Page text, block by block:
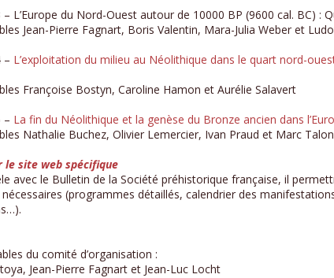
– L’Europe du Nord-Ouest autour de 10000 BP (9600 cal. BC) :
Jean-Pierre Fagnart, Boris Valentin, Mara-Julia Weber et
– L’exploitation du milieu au Néolithique dans le quart nord-
Françoise Bostyn, Caroline Hamon et Aurélie Salavert
– La fin du Néolithique et la genèse du Bronze ancien dans
Nathalie Buchez, Olivier Lemercier, Ivan Praud et Marc Talon
le site web spécifique
avec le Bulletin de la Société préhistorique française, il
(programmes détaillés, calendrier des
du comité d’organisation :
Jean-Pierre Fagnart et Jean-Luc Locht